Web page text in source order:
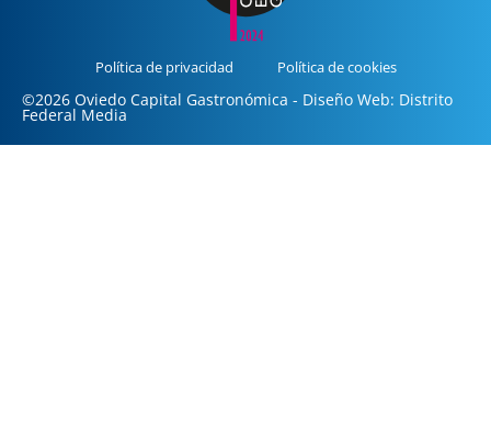
Política de privacidad Política de cookies
©2026 Oviedo Capital Gastronómica - Diseño Web: Distrito
Federal Media